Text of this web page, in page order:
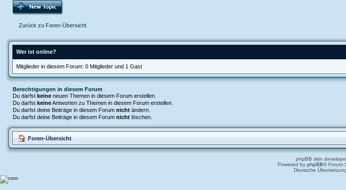
Zurück zu Foren-Übersicht
Wer ist online?
Mitglieder in diesem Forum: 0 Mitglieder und 1 Gast
Berechtigungen in diesem Forum
Du darfst keineneuen Themen in diesem Forum erstellen.
Du darfst keineAntworten zu Themen in diesem Forum erstellen.
Du darfst deine Beiträge in diesem Forum nichtändern.
Du darfst deine Beiträge in diesem Forum nichtlöschen.
Foren-Übersicht
phpBB skin
Powered by phpBB® Forum
Deutsche